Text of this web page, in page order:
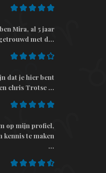
Mira, al 5 jaar
met d...
dat je hier bent
chris Trotse ...
op mijn profiel,
kennis te maken
...